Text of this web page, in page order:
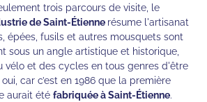
trois parcours de visite, le
de Saint-Étienne résume l'artisanat
épées, fusils et autres mousquets sont
sous un angle artistique et historique,
vélo et des cycles en tous genres d'être
car c’est en 1986 que la première
aurait étéfabriquée à Saint-Étienne.